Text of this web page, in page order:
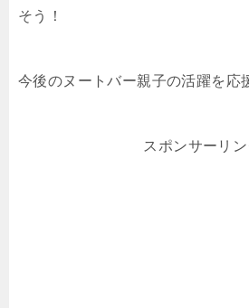
そう！
今後のヌートバー親子の活躍を応
スポンサーリン